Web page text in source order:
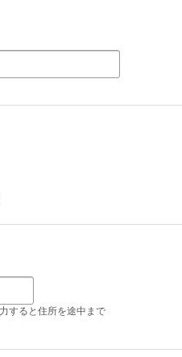
すると住所を途中まで